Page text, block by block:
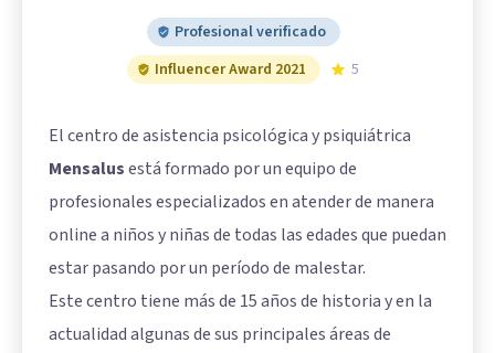
Profesional verificado
Influencer Award 2021
5
El centro de asistencia psicológica y psiquiátrica
Mensalusestá formado por un equipo de
profesionales especializados en atender de manera
online a niños y niñas de todas las edades que puedan
estar pasando por un período de malestar.
Este centro tiene más de 15 años de historia y en la
actualidad algunas de sus principales áreas de